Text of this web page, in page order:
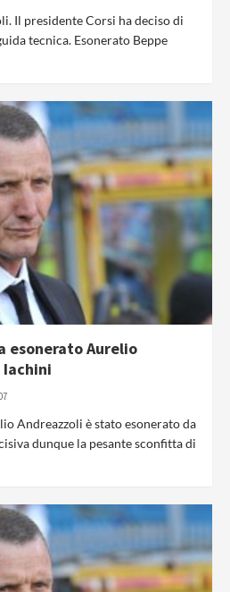
Il presidente Corsi ha deciso di
tecnica. Esonerato Beppe
esonerato Aurelio
Andreazzoli è stato esonerato da
dunque la pesante sconfitta di